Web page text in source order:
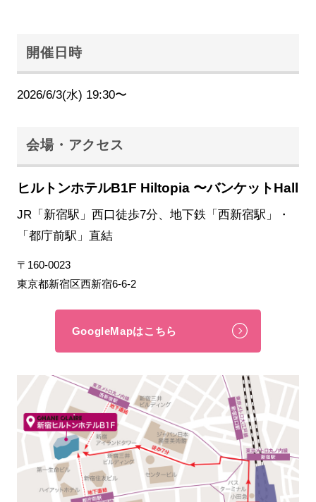
開催日時
2026/6/3(水) 19:30〜
会場・アクセス
ヒルトンホテルB1F Hiltopia 〜バンケットHall
JR「新宿駅」西口徒歩7分、地下鉄「西新宿駅」・
「都庁前駅」直結
〒160-0023
東京都新宿区西新宿6-6-2
GoogleMapはこちら